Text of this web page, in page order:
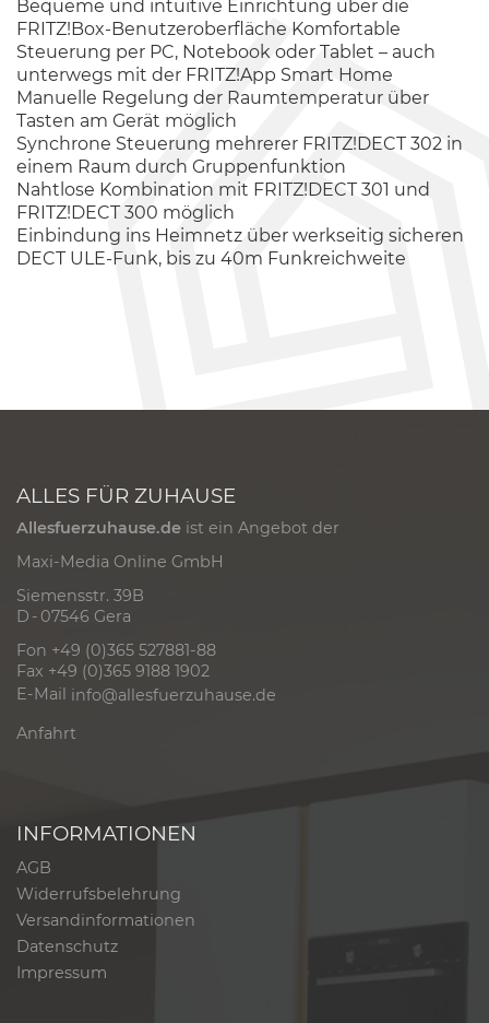
Bequeme und intuitive Einrichtung über die
FRITZ!Box-Benutzeroberfläche Komfortable
Steuerung per PC, Notebook oder Tablet – auch
unterwegs mit der FRITZ!App Smart Home
Manuelle Regelung der Raumtemperatur über
Tasten am Gerät möglich
Synchrone Steuerung mehrerer FRITZ!DECT 302 in
einem Raum durch Gruppenfunktion
Nahtlose Kombination mit FRITZ!DECT 301 und
FRITZ!DECT 300 möglich
Einbindung ins Heimnetz über werkseitig sicheren
DECT ULE-Funk, bis zu 40m Funkreichweite
ALLES FÜR ZUHAUSE
Allesfuerzuhause.de ist ein Angebot der
Maxi-Media Online GmbH
Siemensstr. 39B
D - 07546 Gera
Fon +49 (0)365 527881-88
Fax +49 (0)365 9188 1902
E-Mail info@allesfuerzuhause.de
Anfahrt
INFORMATIONEN
AGB
Widerrufsbelehrung
Versandinformationen
Datenschutz
Impressum